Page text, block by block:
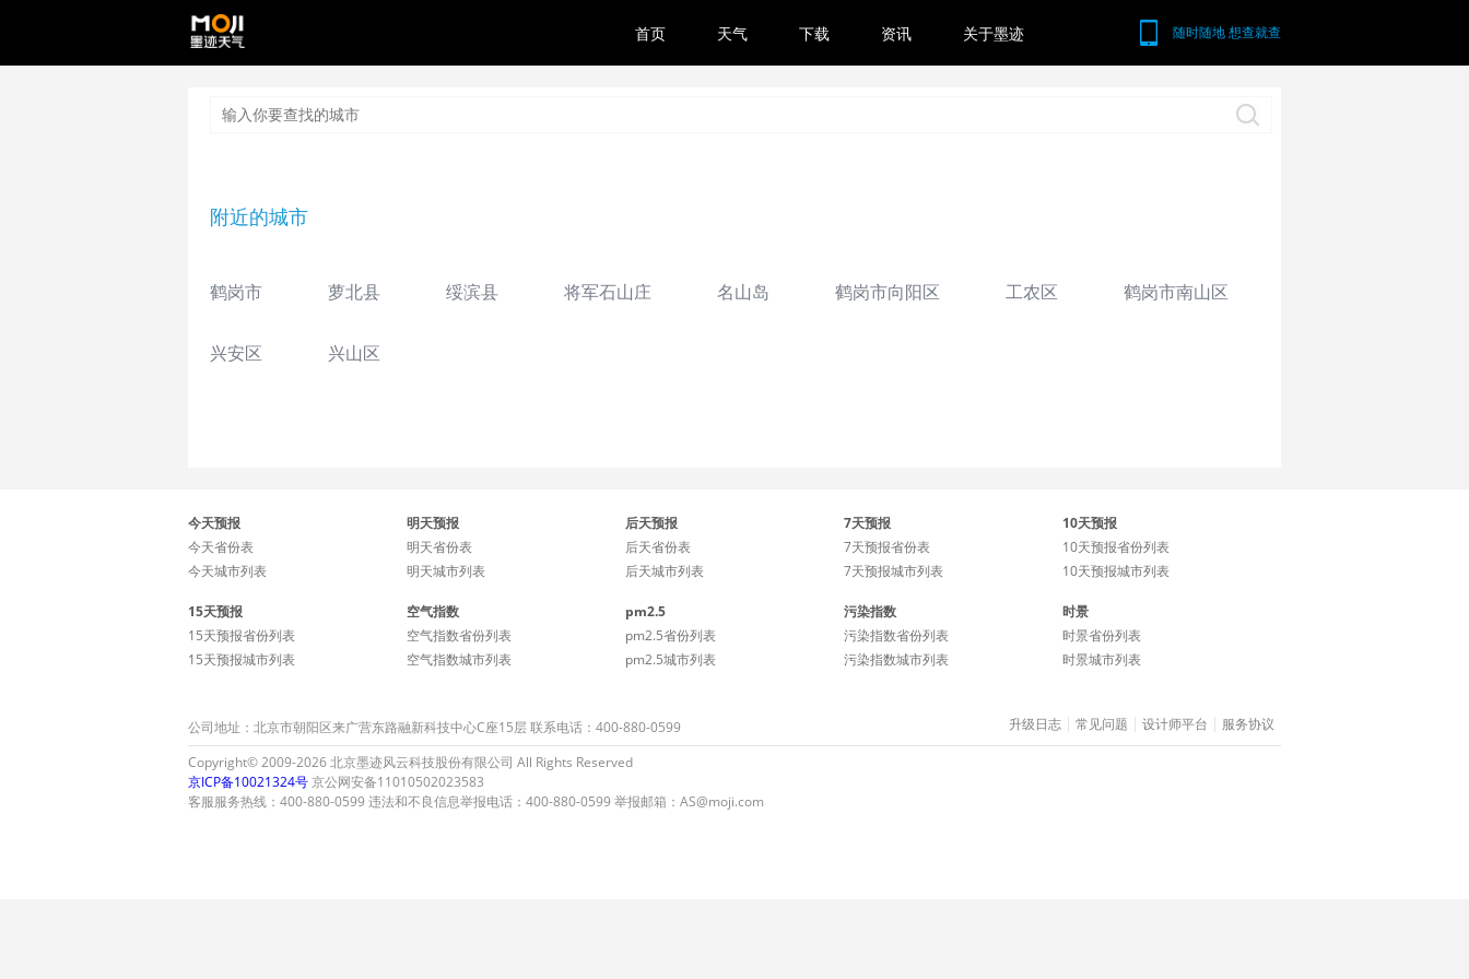
随时随地 想查就查
首页 天气 下载 资讯 关于墨迹
附近的城市
鹤岗市 萝北县 绥滨县 将军石山庄 名山岛 鹤岗市向阳区 工农区 鹤岗市南山区
兴安区 兴山区
今天预报
今天省份表
今天城市列表
明天预报
明天省份表
明天城市列表
后天预报
后天省份表
后天城市列表
7天预报
7天预报省份表
7天预报城市列表
10天预报
10天预报省份列表
10天预报城市列表
15天预报
15天预报省份列表
15天预报城市列表
空气指数
空气指数省份列表
空气指数城市列表
pm2.5
pm2.5省份列表
pm2.5城市列表
污染指数
污染指数省份列表
污染指数城市列表
时景
时景省份列表
时景城市列表
公司地址：北京市朝阳区来广营东路融新科技中心C座15层 联系电话：400-880-0599 升级日志 常见问题 设计师平台 服务协议
Copyright© 2009-2026 北京墨迹风云科技股份有限公司 All Rights Reserved
京ICP备10021324号京公网安备11010502023583
客服服务热线：400-880-0599 违法和不良信息举报电话：400-880-0599 举报邮箱：AS@moji.com